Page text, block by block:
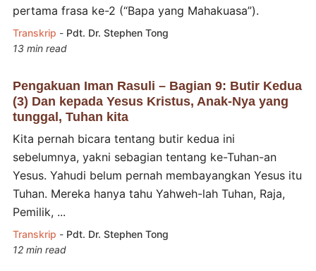
pertama frasa ke-2 (“Bapa yang Mahakuasa”).
Transkrip - Pdt. Dr. Stephen Tong
13 min read
Pengakuan Iman Rasuli – Bagian 9: Butir Kedua
(3) Dan kepada Yesus Kristus, Anak-Nya yang
tunggal, Tuhan kita
Kita pernah bicara tentang butir kedua ini
sebelumnya, yakni sebagian tentang ke-Tuhan-an
Yesus. Yahudi belum pernah membayangkan Yesus itu
Tuhan. Mereka hanya tahu Yahweh-lah Tuhan, Raja,
Pemilik, ...
Transkrip - Pdt. Dr. Stephen Tong
12 min read